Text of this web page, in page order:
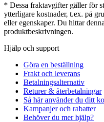
* Dessa fraktavgifter gäller för
ytterligare kostnader, t.ex. på
eller egenskaper. Du hittar
produktbeskrivningen.
Hjälp och support
Göra en beställning
Frakt och leverans
Betalningsalternativ
Returer & återbetalningar
Så här använder du ditt
Kampanjer och rabatter
Behöver du mer hjälp?